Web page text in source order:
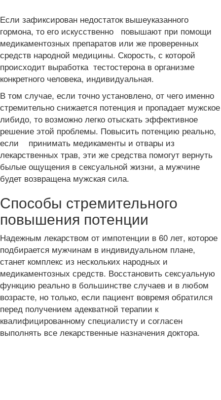
Если зафиксирован недостаток вышеуказанного
гормона, то его искусственно повышают при помощи
медикаментозных препаратов или же проверенных
средств народной медицины. Скорость, с которой
происходит выработка тестостерона в организме
конкретного человека, индивидуальная.
В том случае, если точно установлено, от чего именно
стремительно снижается потенция и пропадает мужское
либидо, то возможно легко отыскать эффективное
решение этой проблемы. Повысить потенцию реально,
если принимать медикаменты и отвары из
лекарственных трав, эти же средства помогут вернуть
былые ощущения в сексуальной жизни, а мужчине
будет возвращена мужская сила.
Способы стремительного
повышения потенции
Надежным лекарством от импотенции в 60 лет, которое
подбирается мужчинам в индивидуальном плане,
станет комплекс из нескольких народных и
медикаментозных средств. Восстановить сексуальную
функцию реально в большинстве случаев и в любом
возрасте, но только, если пациент вовремя обратился
перед получением адекватной терапии к
квалифицированному специалисту и согласен
выполнять все лекарственные назначения доктора.